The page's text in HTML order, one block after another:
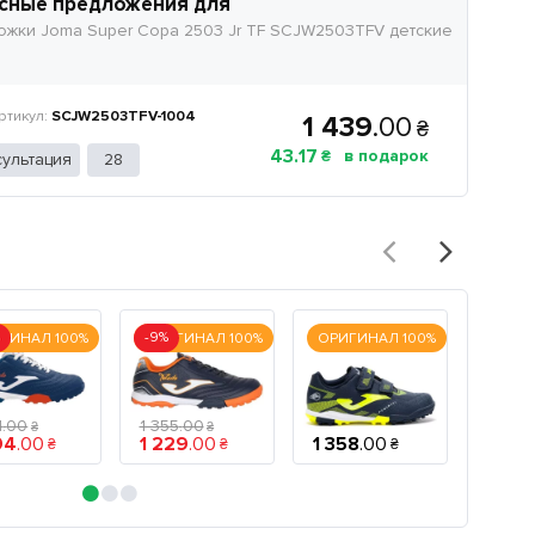
Joma Super Copa 2503 Jr TF SCJW2503TFV детские
SCJW2503TFV-1004
28
1 439.00 ₴
43.17 ₴
100%
.00 ₴
.00 ₴
ОРИГИНАЛ 100%
-9%
1 355.00 ₴
1 229.00 ₴
ОРИГИНАЛ 100%
1 358.00 ₴